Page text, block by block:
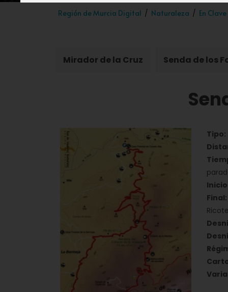
Región de Murcia Digital Naturaleza En
Mirador de la Cruz Senda de los
Tipo:
Final: